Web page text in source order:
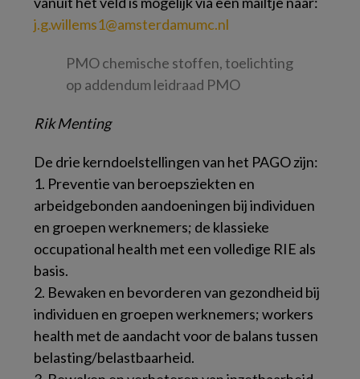
j.g.willems1@amsterdamumc.nl
PMO chemische stoffen, toelichting
op addendum leidraad PMO
Rik Menting
De drie kerndoelstellingen van het PAGO zijn:
1. Preventie van beroepsziekten en
arbeidgebonden aandoeningen bij individuen
en groepen werknemers; de klassieke
occupational health met een volledige RIE als
basis.
2. Bewaken en bevorderen van gezondheid bij
individuen en groepen werknemers; workers
health met de aandacht voor de balans tussen
belasting/belastbaarheid.